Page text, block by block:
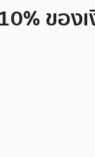
ของ